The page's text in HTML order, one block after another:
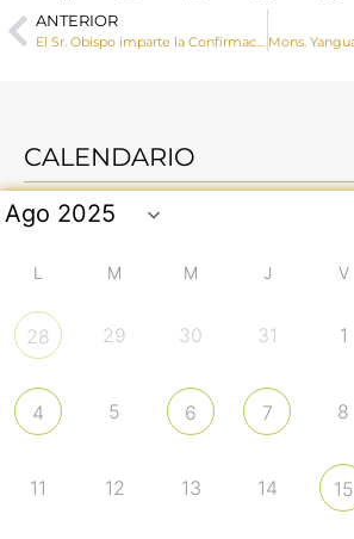
ANTERIOR
El Sr. Obispo imparte la Confirmación a un grupo de jóvenes de la parroquia de La Paz
CALENDARIO
L M M J V
28 29 30 31 1
4 5 6 7 8
11 12 13 14 15